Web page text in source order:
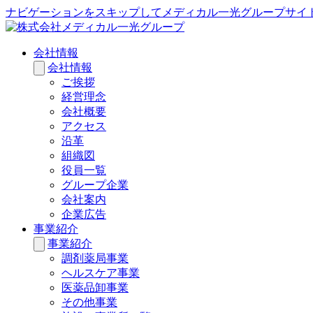
ナビゲーションをスキップしてメディカル一光グループサイ
会社情報
会社情報
ご挨拶
経営理念
会社概要
アクセス
沿革
組織図
役員一覧
グループ企業
会社案内
企業広告
事業紹介
事業紹介
調剤薬局事業
ヘルスケア事業
医薬品卸事業
その他事業